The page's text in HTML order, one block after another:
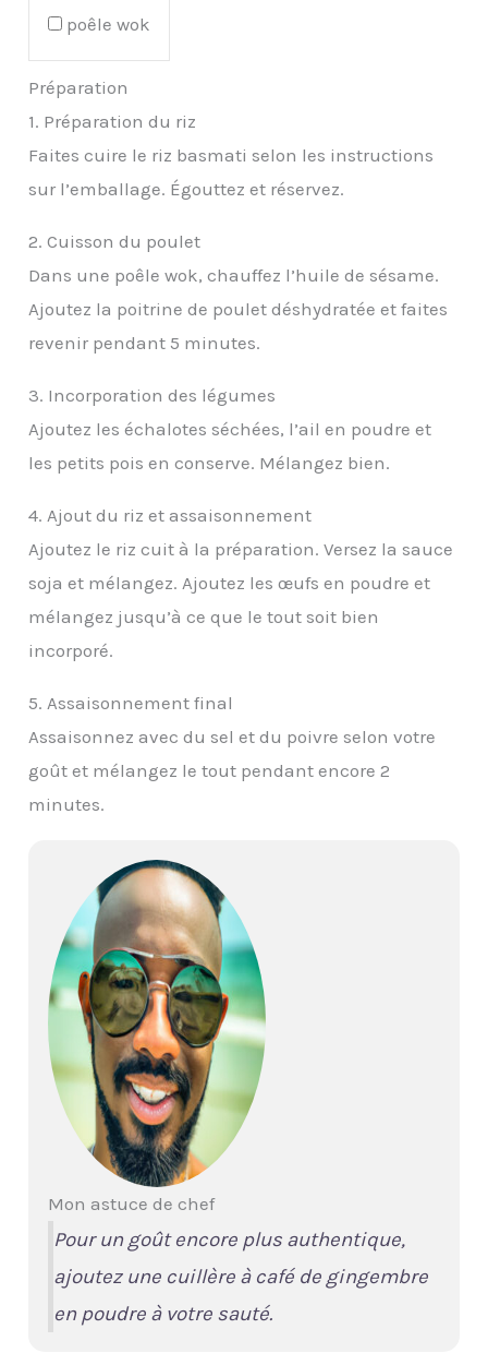
poêle wok
Préparation
1. Préparation du riz
Faites cuire le riz basmati selon les instructions
sur l’emballage. Égouttez et réservez.
2. Cuisson du poulet
Dans une poêle wok, chauffez l’huile de sésame.
Ajoutez la poitrine de poulet déshydratée et faites
revenir pendant 5 minutes.
3. Incorporation des légumes
Ajoutez les échalotes séchées, l’ail en poudre et
les petits pois en conserve. Mélangez bien.
4. Ajout du riz et assaisonnement
Ajoutez le riz cuit à la préparation. Versez la sauce
soja et mélangez. Ajoutez les œufs en poudre et
mélangez jusqu’à ce que le tout soit bien
incorporé.
5. Assaisonnement final
Assaisonnez avec du sel et du poivre selon votre
goût et mélangez le tout pendant encore 2
minutes.
Mon astuce de chef
Pour un goût encore plus authentique,
ajoutez une cuillère à café de gingembre
en poudre à votre sauté.